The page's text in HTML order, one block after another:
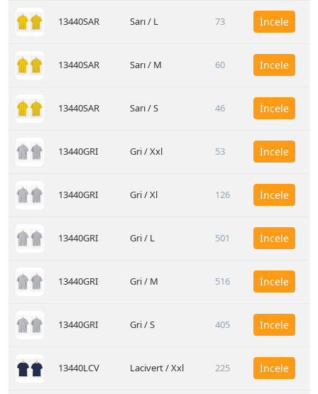
13440SAR Sarı / L 73 İncele
13440SAR Sarı / M 60 İncele
13440SAR Sarı / S 46 İncele
13440GRI Gri / Xxl 53 İncele
13440GRI Gri / Xl 126 İncele
13440GRI Gri / L 501 İncele
13440GRI Gri / M 516 İncele
13440GRI Gri / S 405 İncele
13440LCV Lacivert / Xxl 225 İncele